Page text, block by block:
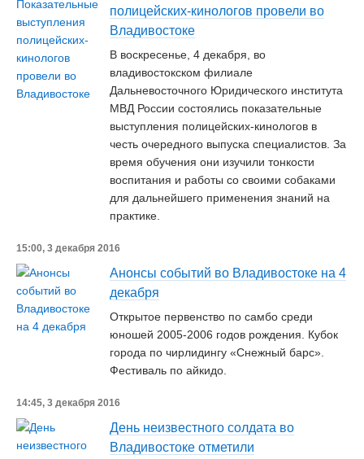
полицейских-кинологов провели во
Владивостоке
В воскресенье, 4 декабря, во
владивостокском филиале
Дальневосточного Юридического института
МВД России состоялись показательные
выступления полицейских-кинологов в
честь очередного выпуска специалистов. За
время обучения они изучили тонкости
воспитания и работы со своими собаками
для дальнейшего применения знаний на
практике.
15:00, 3 декабря 2016
Анонсы событий во Владивостоке на 4
декабря
Открытое первенство по самбо среди
юношей 2005-2006 годов рождения. Кубок
города по чирлидингу «Снежный барс».
Фестиваль по айкидо.
14:45, 3 декабря 2016
День неизвестного солдата во
Владивостоке отметили